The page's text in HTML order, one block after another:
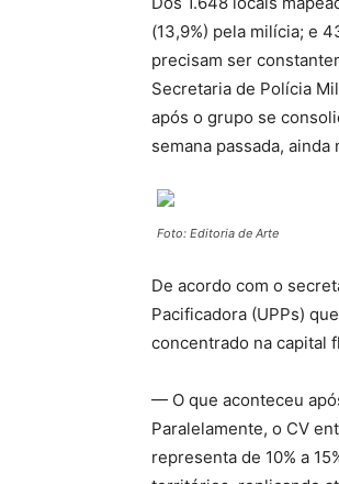
(13,9%) pela milícia; e
precisam ser
Secretaria de Polícia
após o grupo se
semana passada,
Foto: Editoria de Arte
De acordo com o
Pacificadora (UPPs)
concentrado na capital
— O que aconteceu
Paralelamente, o CV
representa de 10% a